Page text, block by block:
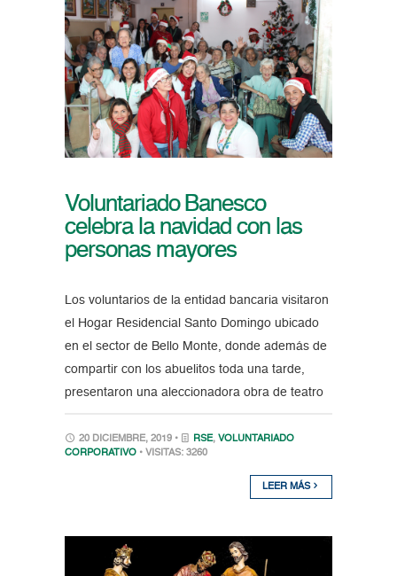
Voluntariado Banesco
celebra la navidad con las
personas mayores
Los voluntarios de la entidad bancaria visitaron
el Hogar Residencial Santo Domingo ubicado
en el sector de Bello Monte, donde además de
compartir con los abuelitos toda una tarde,
presentaron una aleccionadora obra de teatro
20 DICIEMBRE, 2019 • RSE, VOLUNTARIADO
CORPORATIVO • VISITAS: 3260
LEER MÁS